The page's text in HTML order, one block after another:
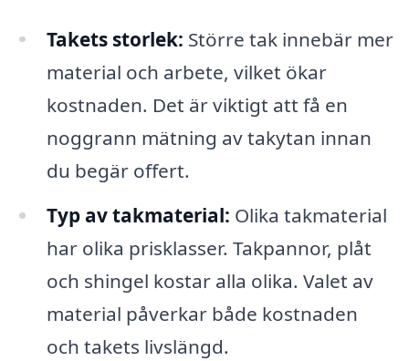
Takets storlek: Större tak innebär mer
material och arbete, vilket ökar
kostnaden. Det är viktigt att få en
noggrann mätning av takytan innan
du begär offert.
Typ av takmaterial: Olika takmaterial
har olika prisklasser. Takpannor, plåt
och shingel kostar alla olika. Valet av
material påverkar både kostnaden
och takets livslängd.